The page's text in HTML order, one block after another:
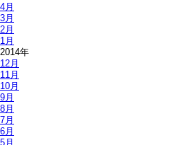
4月
3月
2月
1月
2014年
12月
11月
10月
9月
8月
7月
6月
5月